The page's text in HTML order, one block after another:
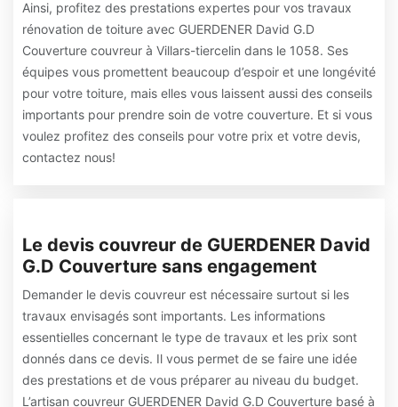
Ainsi, profitez des prestations expertes pour vos travaux
rénovation de toiture avec GUERDENER David G.D
Couverture couvreur à Villars-tiercelin dans le 1058. Ses
équipes vous promettent beaucoup d’espoir et une longévité
pour votre toiture, mais elles vous laissent aussi des conseils
importants pour prendre soin de votre couverture. Et si vous
voulez profitez des conseils pour votre prix et votre devis,
contactez nous!
Le devis couvreur de GUERDENER David
G.D Couverture sans engagement
Demander le devis couvreur est nécessaire surtout si les
travaux envisagés sont importants. Les informations
essentielles concernant le type de travaux et les prix sont
donnés dans ce devis. Il vous permet de se faire une idée
des prestations et de vous préparer au niveau du budget.
L’artisan couvreur GUERDENER David G.D Couverture basé à